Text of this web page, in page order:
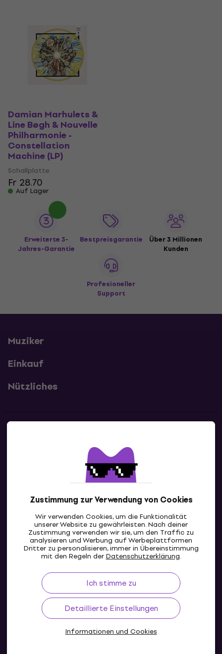
Zustimmung zur Verwendung von Cookies
Wir verwenden Cookies, um die Funktionalität
unserer Website zu gewährleisten. Nach deiner
Zustimmung verwenden wir sie, um den Traffic zu
analysieren und Werbung auf Werbeplattformen
Dritter zu personalisieren, immer in Übereinstimmung
mit den Regeln derDatenschutzerklärung.
Ich stimme zu
Detaillierte Einstellungen
Informationen und Cookies
Damian Marhulets &
Line Bøgh & Nouvelle
Philharmonie -
Constellation
Machine (LP)
Schallplatte
Fr 28.70
Auf Lager
Erweiterte 3-
Jahres-Garantie
Bestpreisgarantie
Über 3 Millionen
Kunden
Profesioneller
Support
Muziker
Einkauf
Nützliches
Kontaktiere uns
CH